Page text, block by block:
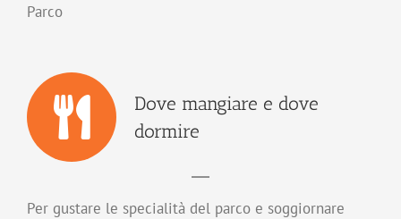
Parco
Dove mangiare e dove
dormire
Per gustare le specialità del parco e soggiornare